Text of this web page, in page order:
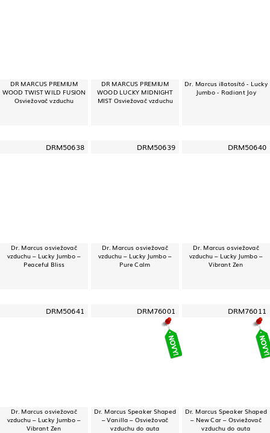
DR MARCUS PREMIUM
WOOD TWIST WILD FUSION
Osviežovač vzduchu
DR MARCUS PREMIUM
WOOD LUCKY MIDNIGHT
MIST Osviežovač vzduchu
Dr. Marcus illatosító - Lucky
Jumbo - Radiant Joy
DRM50638
Dr. Marcus osviežovač
vzduchu – Lucky Jumbo –
Peaceful Bliss
DRM50639
Dr. Marcus osviežovač
vzduchu – Lucky Jumbo –
Pure Calm
DRM50640
Dr. Marcus osviežovač
vzduchu – Lucky Jumbo –
Vibrant Zen
DRM50641
Dr. Marcus osviežovač
vzduchu – Lucky Jumbo –
Vibrant Zen
DRM76001
Dr. Marcus Speaker Shaped
– Vanilla – Osviežovač
vzduchu do auta
DRM76011
Dr. Marcus Speaker Shaped
– New Car – Osviežovač
vzduchu do auta